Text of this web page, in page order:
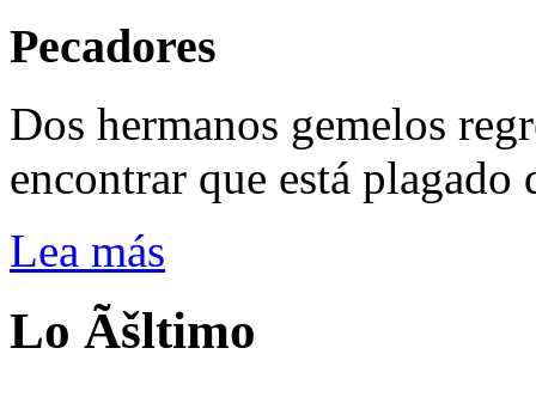
Pecadores
Dos hermanos gemelos
encontrar que está
Lea más
Lo Ãšltimo